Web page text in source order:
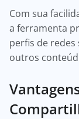
Com sua
a ferramenta
perfis de redes
outros